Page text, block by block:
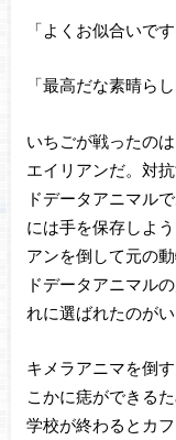
「よくお似合いです
「最高だな素晴ら
いちごが戦ったの
エイリアンだ。対
ドデータアニマル
には手を保存しよ
アンを倒して元の
ドデータアニマル
れに選ばれたのがい
キメラアニマを倒
こかに痣ができる
学校が終わるとカ